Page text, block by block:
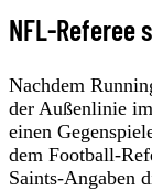
NFL-Referee
Nachdem
der Außenlinie
einen
dem Football-
Saints-Angaben